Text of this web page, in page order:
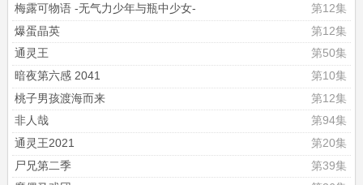
梅露可物语 -无气力少年与瓶中少女-
第12集
爆蛋晶英
第12集
通灵王
第50集
暗夜第六感 2041
第10集
桃子男孩渡海而来
第12集
非人哉
第94集
通灵王2021
第20集
尸兄第二季
第39集